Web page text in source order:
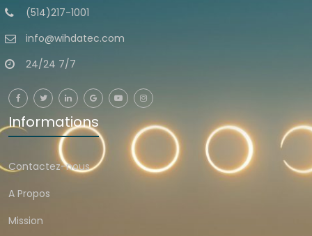
(514)217-1001
info@wihdatec.com
24/24 7/7
Informations
Contactez-nous
A Propos
Mission